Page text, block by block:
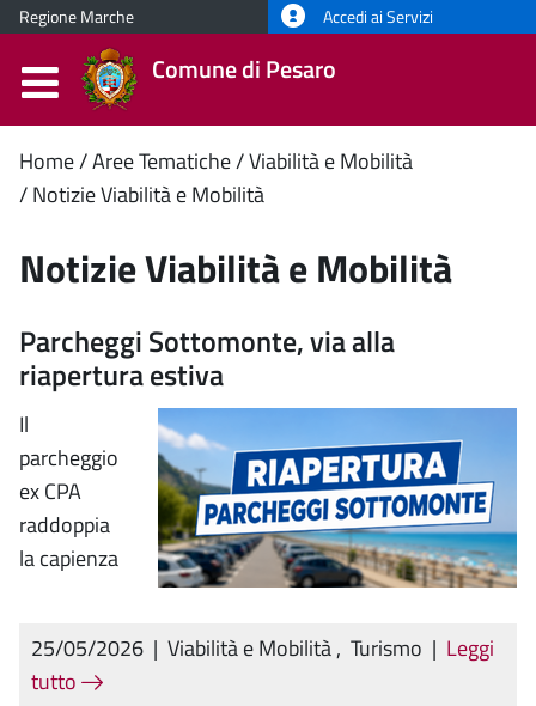
Regione Marche Accedi ai Servizi
Comune di Pesaro
Contenuto
Home Aree Tematiche Viabilità e Mobilità
Notizie Viabilità e Mobilità
Notizie Viabilità e Mobilità
Parcheggi Sottomonte, via alla
riapertura estiva
Il
parcheggio
ex CPA
raddoppia
la capienza
25/05/2026 | Viabilità e Mobilità, Turismo | Leggi
tutto